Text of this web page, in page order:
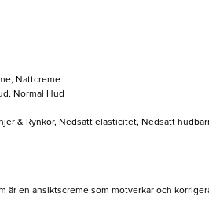
Nattcreme
Normal Hud
& Rynkor, Nedsatt elasticitet, Nedsatt
är en ansiktscreme som motverkar och